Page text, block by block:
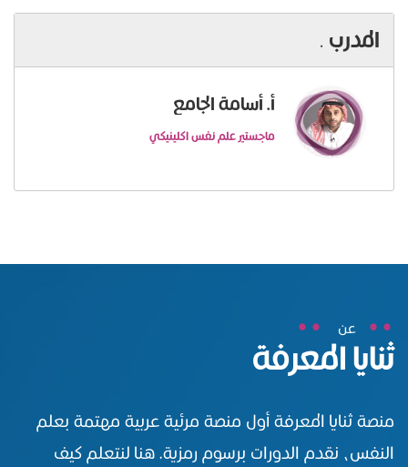
المدرب .
أ. أسامة الجامع
ماجستير علم نفس اكلينيكي
عن
ثنايا المعرفة
منصة ثنايا المعرفة أول منصة مرئية عربية مهتمة بعلم
النفس، نقدم الدورات برسوم رمزية. هنا لنتعلم كيف